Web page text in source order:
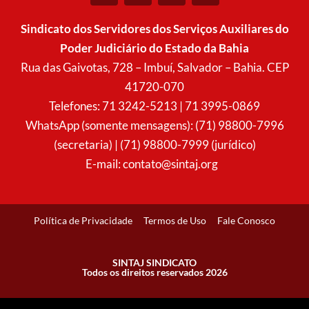
t
g
r
e
b
o
o
k
t
a
p
p
t
u
b
e
Sindicato dos Servidores dos Serviços Auxiliares do
Poder Judiciário do Estado da Bahia
Rua das Gaivotas, 728 – Imbuí, Salvador – Bahia. CEP
41720-070
Telefones: 71 3242-5213 | 71 3995-0869
WhatsApp (somente mensagens): (71) 98800-7996
(secretaria) | (71) 98800-7999 (jurídico)
E-mail:contato@sintaj.org
Política de Privacidade Termos de Uso Fale Conosco
SINTAJ SINDICATO
Todos os direitos reservados 2026